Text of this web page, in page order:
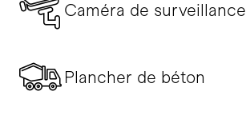
Caméra de surveillance
Plancher de béton